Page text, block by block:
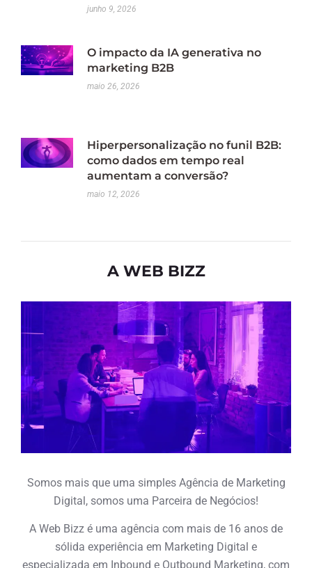
junho 9, 2026
O impacto da IA generativa no
marketing B2B
maio 26, 2026
Hiperpersonalização no funil B2B:
como dados em tempo real
aumentam a conversão?
maio 12, 2026
A WEB BIZZ
Somos mais que uma simples Agência de Marketing
Digital, somos uma Parceira de Negócios!
A Web Bizz é uma agência com mais de 16 anos de
sólida experiência em Marketing Digital e
especializada em Inbound e Outbound Marketing, com